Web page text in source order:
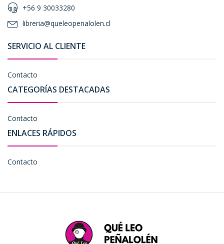
+56 9 30033280
libreria@queleopenalolen.cl
SERVICIO AL CLIENTE
Contacto
CATEGORÍAS DESTACADAS
Contacto
ENLACES RÁPIDOS
Contacto